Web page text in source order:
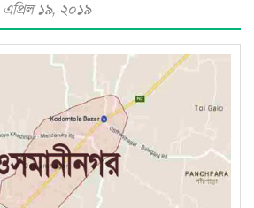
এপ্রিল ১৯, ২০১৯